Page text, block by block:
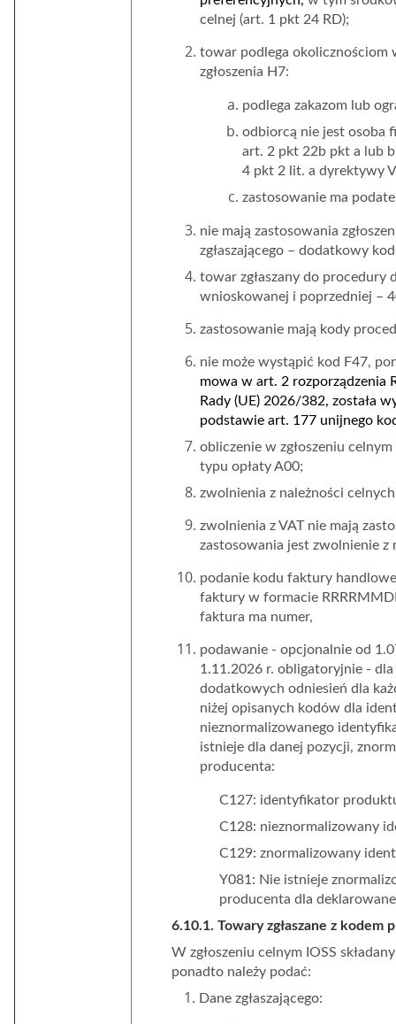
celnej (art. 1 pkt 24 RD);
towar podlega okolicznościom
zgłoszenia H7:
podlega zakazom lub
odbiorcą nie jest osoba
art. 2 pkt 22b pkt a lub
4 pkt 2 lit. a dyrektywy
zastosowanie ma
nie mają zastosowania
zgłaszającego – dodatkowy kod
towar zgłaszany do procedury
wnioskowanej i poprzedniej –
zastosowanie mają kody
nie może wystąpić kod F47,
mowa w art. 2 rozporządzenia
Rady (UE) 2026/382, została
podstawie art. 177 unijnego
obliczenie w zgłoszeniu
typu opłaty A00;
zwolnienia z należności
zwolnienia z VAT nie mają
zastosowania jest zwolnienie z
podanie kodu faktury
faktury w formacie
faktura ma numer,
podawanie - opcjonalnie od
1.11.2026 r. obligatoryjnie - dla
dodatkowych odniesień dla
niżej opisanych kodów dla i
nieznormalizowanego
istnieje dla danej pozycji,
producenta:
C127: identyfikator
C128: nieznormalizowany
C129: znormalizowany
Y081: Nie istnieje
producenta dla
6.10.1. Towary zgłaszane z kodem
W zgłoszeniu celnym IOSS
ponadto należy podać:
Dane zgłaszającego: